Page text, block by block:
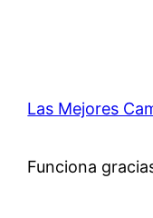
Las Mejores
Funciona